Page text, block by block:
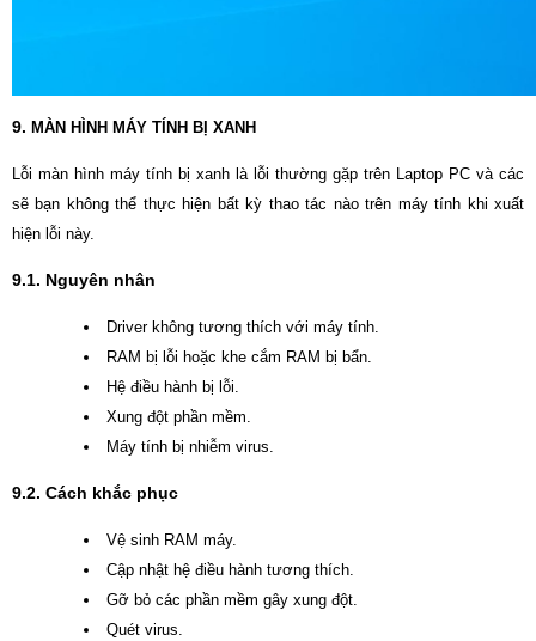
9. MÀN HÌNH MÁY TÍNH BỊ XANH
Lỗi màn hình máy tính bị xanh là lỗi thường gặp trên Laptop PC và các
sẽ bạn không thể thực hiện bất kỳ thao tác nào trên máy tính khi xuất
hiện lỗi này.
9.1. Nguyên nhân
Driver không tương thích với máy tính.
RAM bị lỗi hoặc khe cắm RAM bị bẩn.
Hệ điều hành bị lỗi.
Xung đột phần mềm.
Máy tính bị nhiễm virus.
9.2. Cách khắc phục
Vệ sinh RAM máy.
Cập nhật hệ điều hành tương thích.
Gỡ bỏ các phần mềm gây xung đột.
Quét virus.